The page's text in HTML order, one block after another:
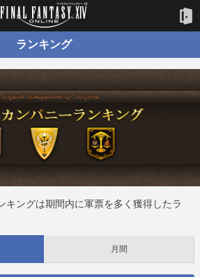
ランキング
キングは期間内に軍票を多く獲得したラ
月間